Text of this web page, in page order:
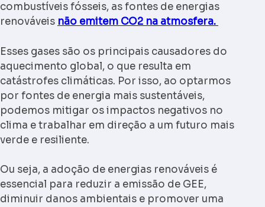
combustíveis fósseis, as fontes de energias
renováveis não emitem CO2 na atmosfera.
Esses gases são os principais causadores do
aquecimento global, o que resulta em
catástrofes climáticas. Por isso, ao optarmos
por fontes de energia mais sustentáveis,
podemos mitigar os impactos negativos no
clima e trabalhar em direção a um futuro mais
verde e resiliente.
Ou seja, a adoção de energias renováveis é
essencial para reduzir a emissão de GEE,
diminuir danos ambientais e promover uma